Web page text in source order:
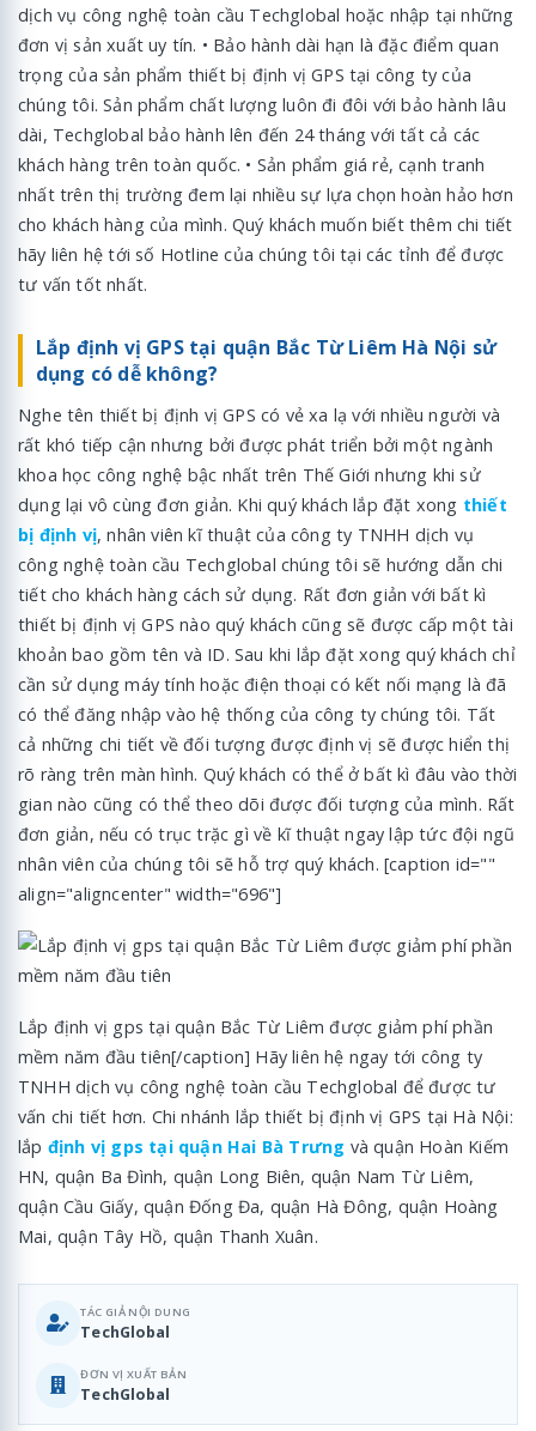
dịch vụ công nghệ toàn cầu Techglobal hoặc nhập tại những
đơn vị sản xuất uy tín. • Bảo hành dài hạn là đặc điểm quan
trọng của sản phẩm thiết bị định vị GPS tại công ty của
chúng tôi. Sản phẩm chất lượng luôn đi đôi với bảo hành lâu
dài, Techglobal bảo hành lên đến 24 tháng với tất cả các
khách hàng trên toàn quốc. • Sản phẩm giá rẻ, cạnh tranh
nhất trên thị trường đem lại nhiều sự lựa chọn hoàn hảo hơn
cho khách hàng của mình. Quý khách muốn biết thêm chi tiết
hãy liên hệ tới số Hotline của chúng tôi tại các tỉnh để được
tư vấn tốt nhất.
Lắp định vị GPS tại quận Bắc Từ Liêm Hà Nội sử
dụng có dễ không?
Nghe tên thiết bị định vị GPS có vẻ xa lạ với nhiều người và
rất khó tiếp cận nhưng bởi được phát triển bởi một ngành
khoa học công nghệ bậc nhất trên Thế Giới nhưng khi sử
dụng lại vô cùng đơn giản. Khi quý khách lắp đặt xong thiết
bị định vị, nhân viên kĩ thuật của công ty TNHH dịch vụ
công nghệ toàn cầu Techglobal chúng tôi sẽ hướng dẫn chi
tiết cho khách hàng cách sử dụng. Rất đơn giản với bất kì
thiết bị định vị GPS nào quý khách cũng sẽ được cấp một tài
khoản bao gồm tên và ID. Sau khi lắp đặt xong quý khách chỉ
cần sử dụng máy tính hoặc điện thoại có kết nối mạng là đã
có thể đăng nhập vào hệ thống của công ty chúng tôi. Tất
cả những chi tiết về đối tượng được định vị sẽ được hiển thị
rõ ràng trên màn hình. Quý khách có thể ở bất kì đâu vào thời
gian nào cũng có thể theo dõi được đối tượng của mình. Rất
đơn giản, nếu có trục trặc gì về kĩ thuật ngay lập tức đội ngũ
nhân viên của chúng tôi sẽ hỗ trợ quý khách. [caption id=""
align="aligncenter" width="696"]
Lắp định vị gps tại quận Bắc Từ Liêm được giảm phí phần
mềm năm đầu tiên[/caption] Hãy liên hệ ngay tới công ty
TNHH dịch vụ công nghệ toàn cầu Techglobal để được tư
vấn chi tiết hơn. Chi nhánh lắp thiết bị định vị GPS tại Hà Nội:
lắp định vị gps tại quận Hai Bà Trưng và quận Hoàn Kiếm
HN, quận Ba Đình, quận Long Biên, quận Nam Từ Liêm,
quận Cầu Giấy, quận Đống Đa, quận Hà Đông, quận Hoàng
Mai, quận Tây Hồ, quận Thanh Xuân.
TÁC GIẢ NỘI DUNG
TechGlobal
ĐƠN VỊ XUẤT BẢN
TechGlobal